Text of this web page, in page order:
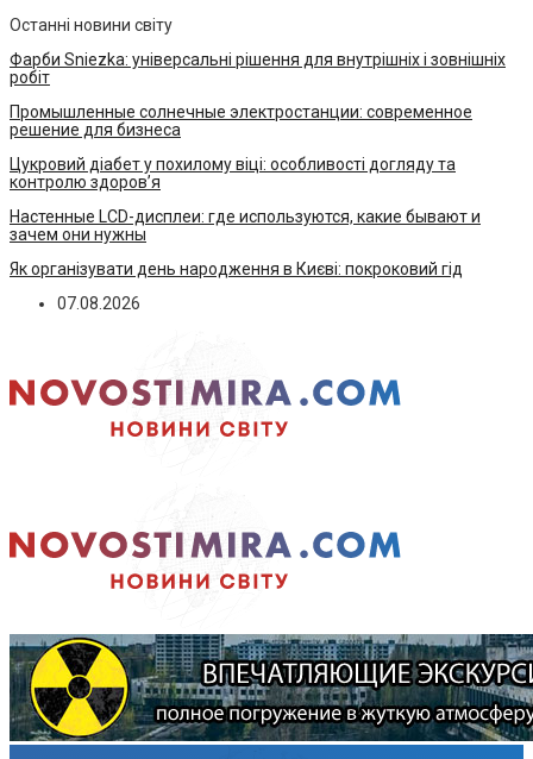
Останні новини світу
Фарби Sniezka: універсальні рішення для внутрішніх і зовнішніх
робіт
Промышленные солнечные электростанции: современное
решение для бизнеса
Цукровий діабет у похилому віці: особливості догляду та
контролю здоров’я
Настенные LCD-дисплеи: где используются, какие бывают и
зачем они нужны
Як організувати день народження в Києві: покроковий гід
07.08.2026